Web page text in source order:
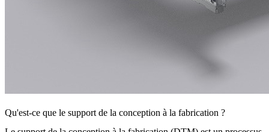
Qu'est-ce que le support de la conception à la fabrication ?